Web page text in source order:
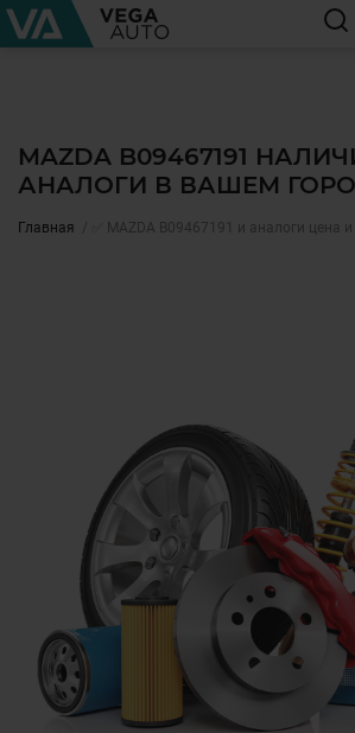
MAZDA B09467191
АНАЛОГИ В ВАШЕМ
Главная ✅ MAZDA B09467191 и аналоги цена и